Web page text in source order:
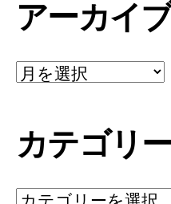
アーカイ
ア
ー
ブ
カテゴリ
カ